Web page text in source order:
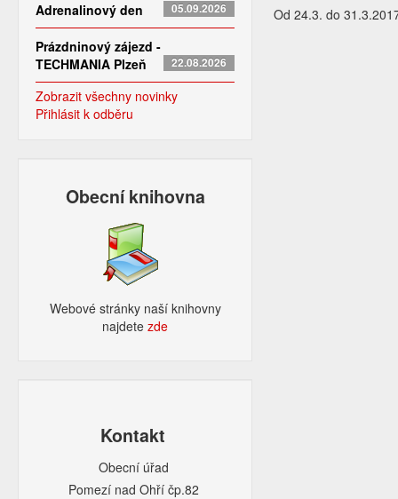
Adrenalinový den 05.09.2026
Prázdninový zájezd -
TECHMANIA Plzeň
22.08.2026
Zobrazit všechny novinky
Přihlásit k odběru
Obecní knihovna
Webové stránky naší knihovny
najdetezde​
Kontakt
Obecní úřad
Pomezí nad Ohří čp.82
Od 24.3. do